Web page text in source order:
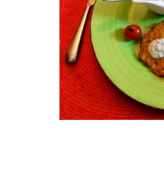
Соус для
фаршированных
перцев